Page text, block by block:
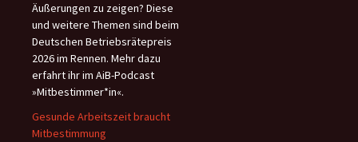
Äußerungen zu zeigen? Diese
und weitere Themen sind beim
Deutschen Betriebsrätepreis
2026 im Rennen. Mehr dazu
erfahrt ihr im AiB-Podcast
»Mitbestimmer*in«.
Gesunde Arbeitszeit braucht
Mitbestimmung